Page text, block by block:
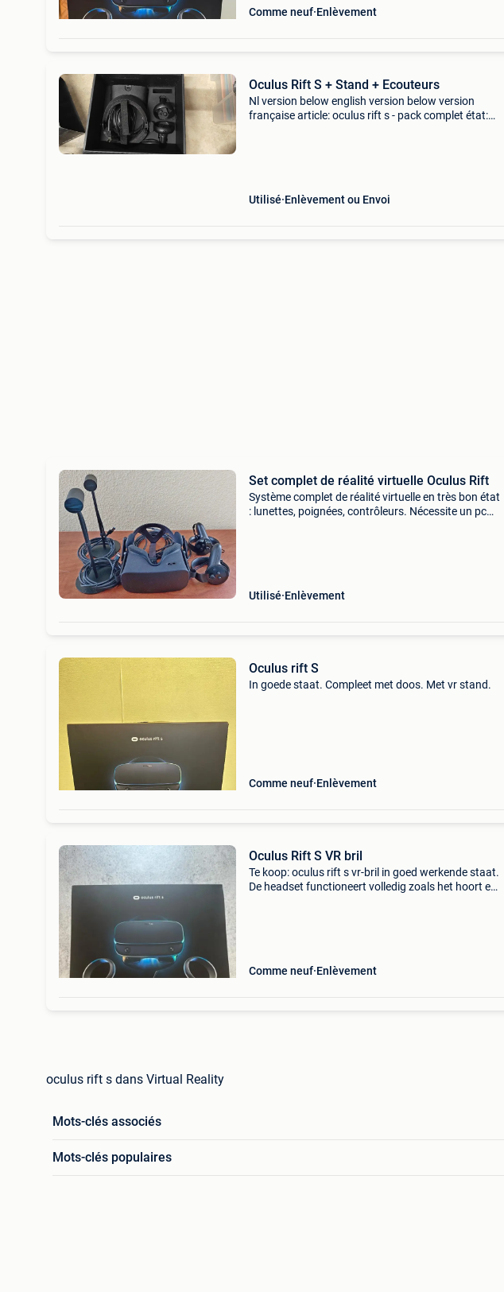
Comme neuf Enlèvement
Oculus Rift S + Stand + Ecouteurs
Nl version below english version below version
française article: oculus rift s - pack complet état:
Utilisé Enlèvement ou Envoi
Set complet de réalité virtuelle Oculus Rift
Système complet de réalité virtuelle en très bon état
: lunettes, poignées, contrôleurs. Nécessite un pc
Utilisé Enlèvement
Oculus rift S
In goede staat. Compleet met doos. Met vr stand.
Comme neuf Enlèvement
Oculus Rift S VR bril
Te koop: oculus rift s vr-bril in goed werkende staat.
De headset functioneert volledig zoals het hoort en
Comme neuf Enlèvement
oculus rift s dans Virtual Reality
Mots-clés associés
Mots-clés populaires